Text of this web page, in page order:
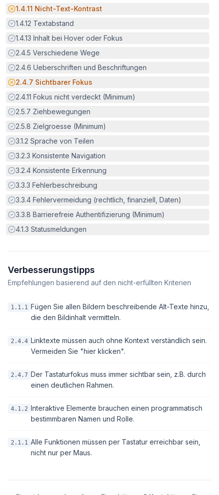
Potenzielle Barriere:
1.4.11 Nicht-Text-Kontrast
Erfüllt:
1.4.12 Textabstand
Erfüllt:
1.4.13 Inhalt bei Hover oder Fokus
Erfüllt:
2.4.5 Verschiedene Wege
Erfüllt:
2.4.6 Ueberschriften und Beschriftungen
Potenzielle Barriere:
2.4.7 Sichtbarer Fokus
Erfüllt:
2.4.11 Fokus nicht verdeckt (Minimum)
Erfüllt:
2.5.7 Ziehbewegungen
Erfüllt:
2.5.8 Zielgroesse (Minimum)
Erfüllt:
3.1.2 Sprache von Teilen
Erfüllt:
3.2.3 Konsistente Navigation
Erfüllt:
3.2.4 Konsistente Erkennung
Erfüllt:
3.3.3 Fehlerbeschreibung
Erfüllt:
3.3.4 Fehlervermeidung (rechtlich, finanziell, Daten)
Erfüllt:
3.3.8 Barrierefreie Authentifizierung (Minimum)
Erfüllt:
4.1.3 Statusmeldungen
Verbesserungstipps
Empfehlungen basierend auf den nicht-erfüllten Kriterien
1.1.1 Fügen Sie allen Bildern beschreibende Alt-Texte hinzu,
die den Bildinhalt vermitteln.
2.4.4 Linktexte müssen auch ohne Kontext verständlich sein.
Vermeiden Sie "hier klicken".
2.4.7 Der Tastaturfokus muss immer sichtbar sein, z.B. durch
einen deutlichen Rahmen.
4.1.2 Interaktive Elemente brauchen einen programmatisch
bestimmbaren Namen und Rolle.
2.1.1 Alle Funktionen müssen per Tastatur erreichbar sein,
nicht nur per Maus.